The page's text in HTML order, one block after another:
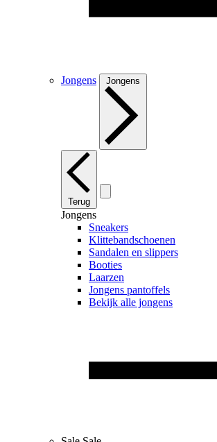
Jongens Jongens
Terug
Jongens
Sneakers
Klittebandschoenen
Sandalen en slippers
Booties
Laarzen
Jongens pantoffels
Bekijk alle jongens